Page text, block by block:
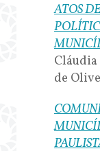
ATOS
de